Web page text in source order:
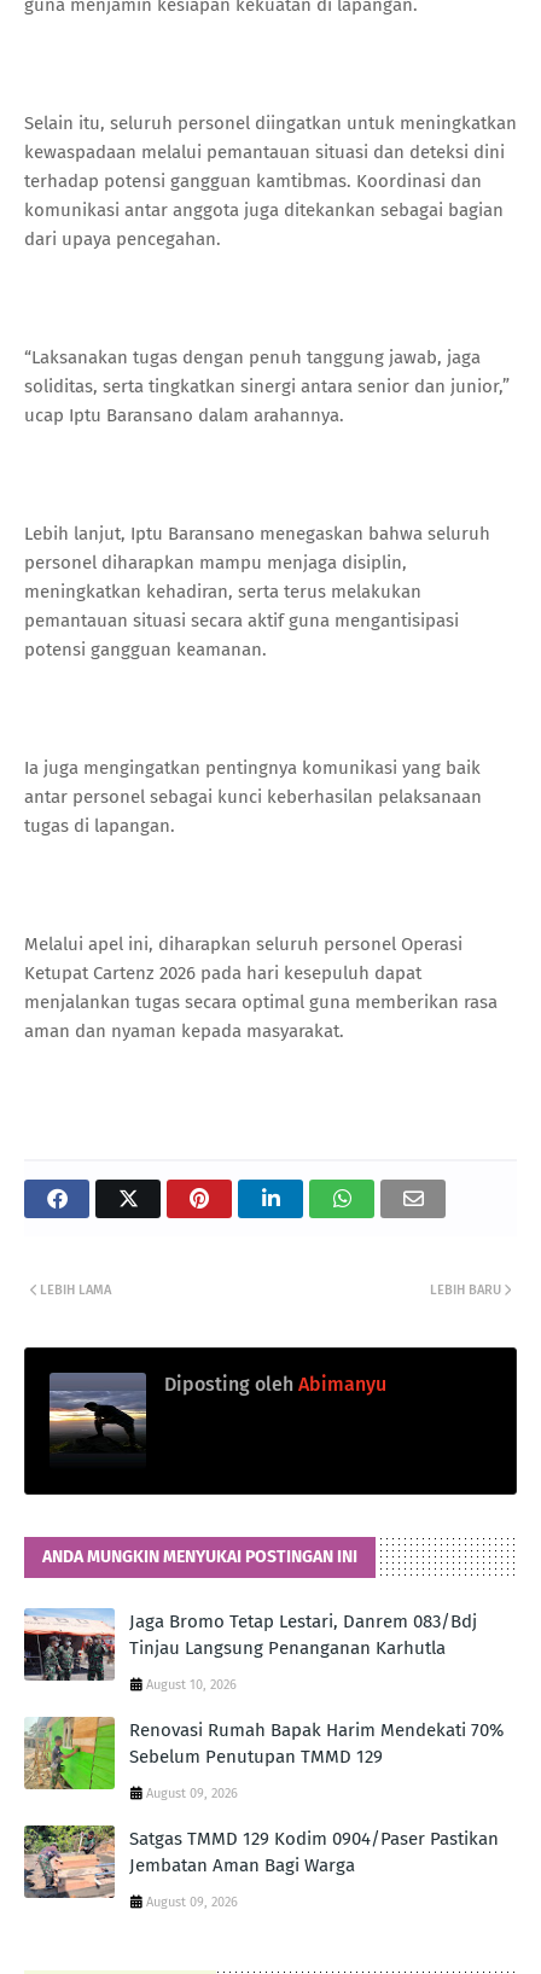
guna menjamin kesiapan kekuatan di lapangan.
Selain itu, seluruh personel diingatkan untuk meningkatkan
kewaspadaan melalui pemantauan situasi dan deteksi dini
terhadap potensi gangguan kamtibmas. Koordinasi dan
komunikasi antar anggota juga ditekankan sebagai bagian
dari upaya pencegahan.
“Laksanakan tugas dengan penuh tanggung jawab, jaga
soliditas, serta tingkatkan sinergi antara senior dan junior,”
ucap Iptu Baransano dalam arahannya.
Lebih lanjut, Iptu Baransano menegaskan bahwa seluruh
personel diharapkan mampu menjaga disiplin,
meningkatkan kehadiran, serta terus melakukan
pemantauan situasi secara aktif guna mengantisipasi
potensi gangguan keamanan.
Ia juga mengingatkan pentingnya komunikasi yang baik
antar personel sebagai kunci keberhasilan pelaksanaan
tugas di lapangan.
Melalui apel ini, diharapkan seluruh personel Operasi
Ketupat Cartenz 2026 pada hari kesepuluh dapat
menjalankan tugas secara optimal guna memberikan rasa
aman dan nyaman kepada masyarakat.
LEBIH BARU
LEBIH LAMA
Diposting oleh Abimanyu
ANDA MUNGKIN MENYUKAI POSTINGAN INI
Jaga Bromo Tetap Lestari, Danrem 083/Bdj
Tinjau Langsung Penanganan Karhutla
August 10, 2026
Renovasi Rumah Bapak Harim Mendekati 70%
Sebelum Penutupan TMMD 129
August 09, 2026
Satgas TMMD 129 Kodim 0904/Paser Pastikan
Jembatan Aman Bagi Warga
August 09, 2026